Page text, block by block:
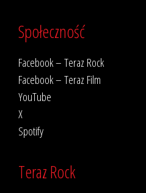
Społeczność
Facebook – Teraz Rock
Facebook – Teraz Film
YouTube
X
Spotify
Teraz Rock